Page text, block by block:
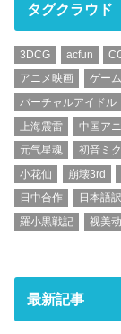
タグクラウド
3DCG acfun
アニメ映画
ゲーム
バーチャルアイドル
上海震雷
中国ア
元气星魂
初音ミク
小花仙
崩壊3rd
日中合作
日本語訳
羅小黒戦記
视美
最新記事